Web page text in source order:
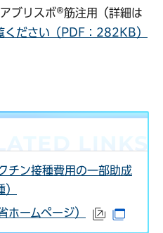
ブリスボ®筋注用（詳細は
ください（PDF：282KB）
）
チン接種費用の一部助成
ホームページ） （外部サ